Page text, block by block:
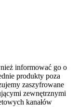
informować go o
produkty poza
zaszyfrowane
zewnętrznymi
kanałów